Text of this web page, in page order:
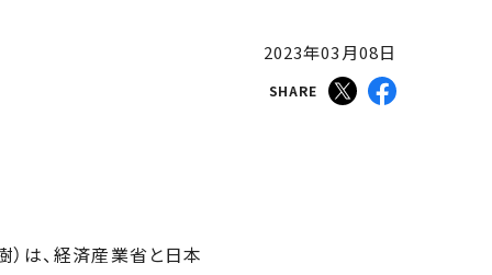
2023年03月08日
SHARE
）は、経済産業省と日本